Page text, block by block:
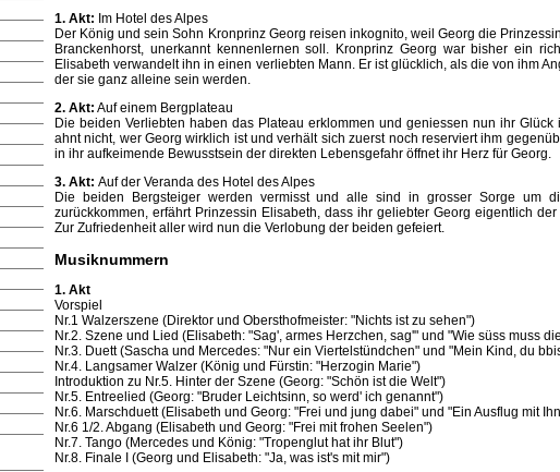
1. Akt: Im Hotel des Alpes
Der König und sein Sohn Kronprinz Georg reisen inkognito, weil Georg die
Branckenhorst, unerkannt kennenlernen soll. Kronprinz Georg war bisher ein
Elisabeth verwandelt ihn in einen verliebten Mann. Er ist glücklich, als die von ihm
der sie ganz alleine sein werden.
2. Akt: Auf einem Bergplateau
Die beiden Verliebten haben das Plateau erklommen und geniessen nun ihr Glück
ahnt nicht, wer Georg wirklich ist und verhält sich zuerst noch reserviert ihm
in ihr aufkeimende Bewusstsein der direkten Lebensgefahr öffnet ihr Herz für Georg.
3. Akt: Auf der Veranda des Hotel des Alpes
Die beiden Bergsteiger werden vermisst und alle sind in grosser Sorge um
zurückkommen, erfährt Prinzessin Elisabeth, dass ihr geliebter Georg eigentlich
Zur Zufriedenheit aller wird nun die Verlobung der beiden gefeiert.
Musiknummern
1. Akt
Vorspiel
Nr.1 Walzerszene (Direktor und Obersthofmeister: "Nichts ist zu sehen")
Nr.2. Szene und Lied (Elisabeth: "Sag', armes Herzchen, sag'" und "Wie süss muss
Nr.3. Duett (Sascha und Mercedes: "Nur ein Viertelstündchen" und "Mein Kind, du
Nr.4. Langsamer Walzer (König und Fürstin: "Herzogin Marie")
Introduktion zu Nr.5. Hinter der Szene (Georg: "Schön ist die Welt")
Nr.5. Entreelied (Georg: "Bruder Leichtsinn, so werd' ich genannt")
Nr.6. Marschduett (Elisabeth und Georg: "Frei und jung dabei" und "Ein Ausflug mit
Nr.6 1/2. Abgang (Elisabeth und Georg: "Frei mit frohen Seelen")
Nr.7. Tango (Mercedes und König: "Tropenglut hat ihr Blut")
Nr.8. Finale I (Georg und Elisabeth: "Ja, was ist's mit mir")